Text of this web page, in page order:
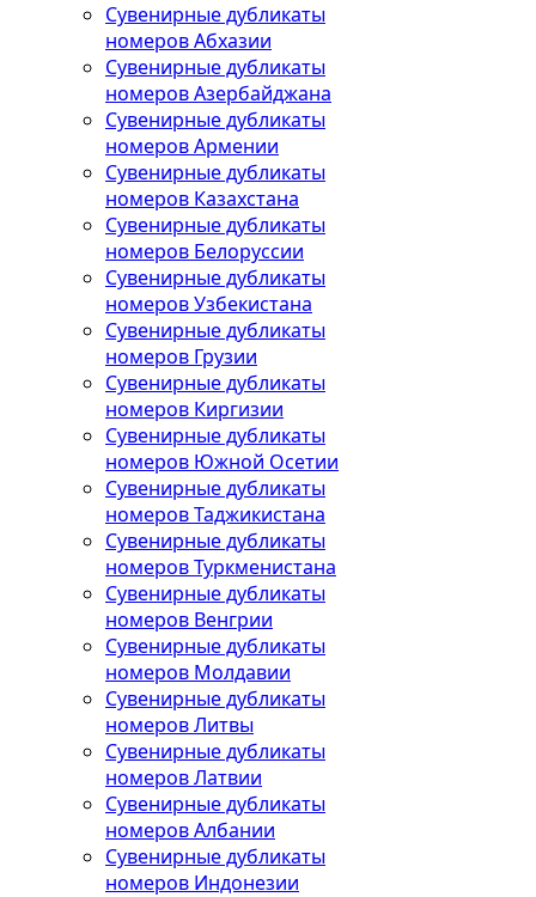
Сувенирные дубликаты
номеров Абхазии
Сувенирные дубликаты
номеров Азербайджана
Сувенирные дубликаты
номеров Армении
Сувенирные дубликаты
номеров Казахстана
Сувенирные дубликаты
номеров Белоруссии
Сувенирные дубликаты
номеров Узбекистана
Сувенирные дубликаты
номеров Грузии
Сувенирные дубликаты
номеров Киргизии
Сувенирные дубликаты
номеров Южной Осетии
Сувенирные дубликаты
номеров Таджикистана
Сувенирные дубликаты
номеров Туркменистана
Сувенирные дубликаты
номеров Венгрии
Сувенирные дубликаты
номеров Молдавии
Сувенирные дубликаты
номеров Литвы
Сувенирные дубликаты
номеров Латвии
Сувенирные дубликаты
номеров Албании
Сувенирные дубликаты
номеров Индонезии